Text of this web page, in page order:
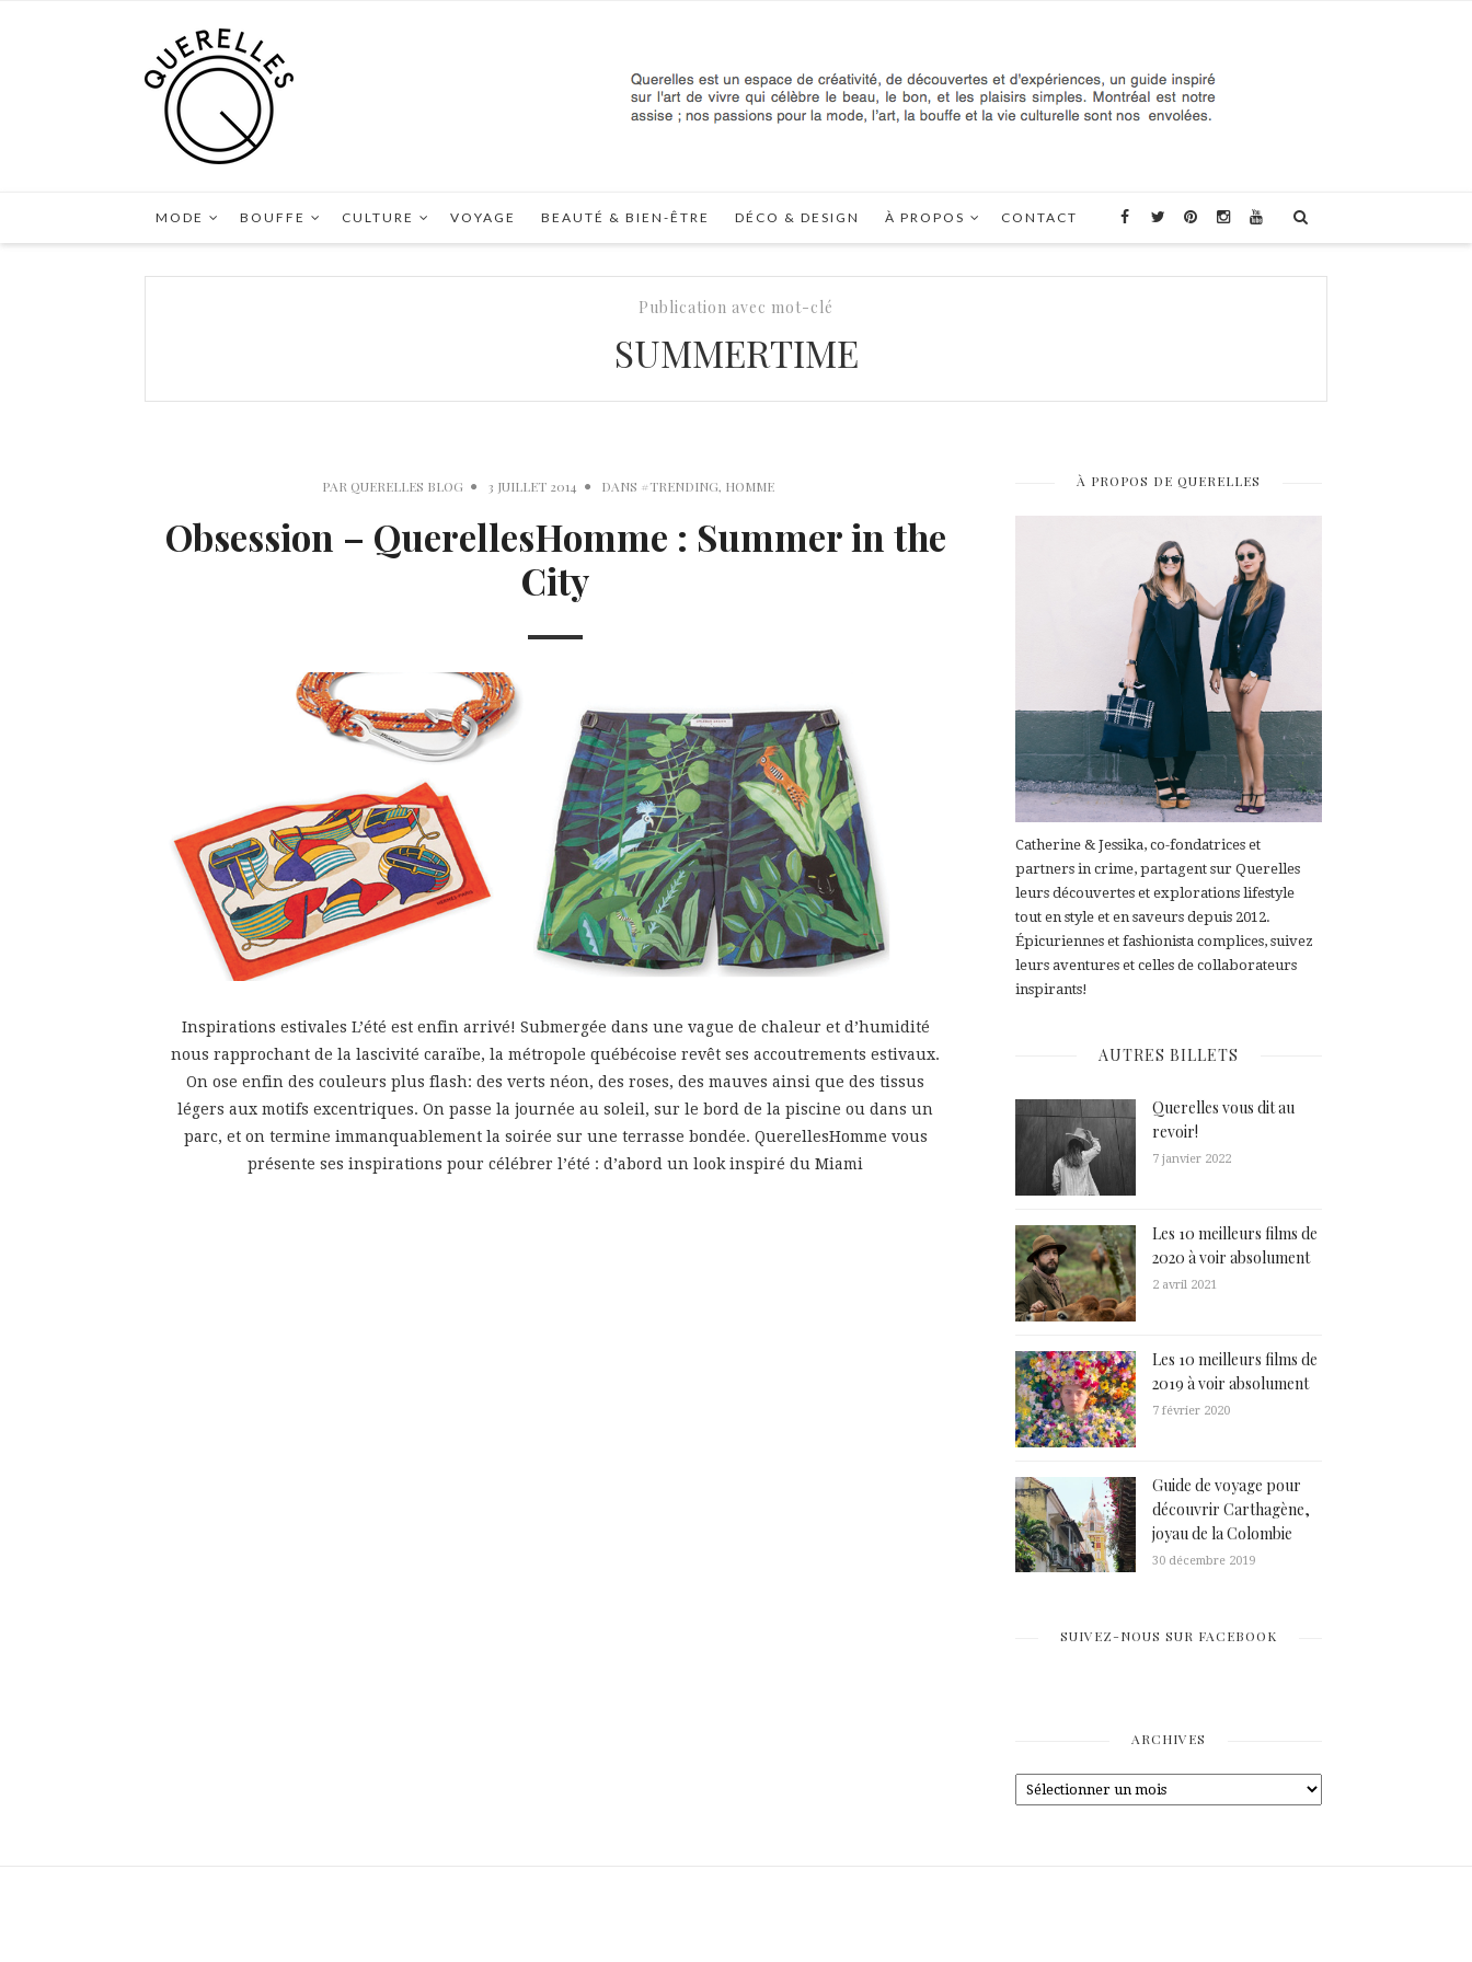
MODE BOUFFE CULTURE VOYAGE BEAUTÉ & BIEN-ÊTRE DÉCO & DESIGN À PROPOS CONTACT
Publication avec mot-clé
SUMMERTIME
PAR QUERELLES BLOG 3 JUILLET 2014 DANS #TRENDING, HOMME
Obsession – QuerellesHomme : Summer in the
City
Inspirations estivales L’été est enfin arrivé! Submergée dans une vague de chaleur et d’humidité
nous rapprochant de la lascivité caraïbe, la métropole québécoise revêt ses accoutrements estivaux.
On ose enfin des couleurs plus flash: des verts néon, des roses, des mauves ainsi que des tissus
légers aux motifs excentriques. On passe la journée au soleil, sur le bord de la piscine ou dans un
parc, et on termine immanquablement la soirée sur une terrasse bondée. QuerellesHomme vous
présente ses inspirations pour célébrer l’été : d’abord un look inspiré du Miami
À PROPOS DE QUERELLES
Catherine & Jessika, co-fondatrices et
partners in crime, partagent sur Querelles
leurs découvertes et explorations lifestyle
tout en style et en saveurs depuis 2012.
Épicuriennes et fashionista complices, suivez
leurs aventures et celles de collaborateurs
inspirants!
AUTRES BILLETS
Querelles vous dit au
revoir!
7 janvier 2022
Les 10 meilleurs films de
2020 à voir absolument
2 avril 2021
Les 10 meilleurs films de
2019 à voir absolument
7 février 2020
Guide de voyage pour
découvrir Carthagène,
joyau de la Colombie
30 décembre 2019
SUIVEZ-NOUS SUR FACEBOOK
ARCHIVES